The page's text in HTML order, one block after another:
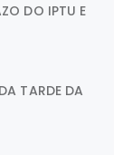
DO IPTU E
TARDE DA